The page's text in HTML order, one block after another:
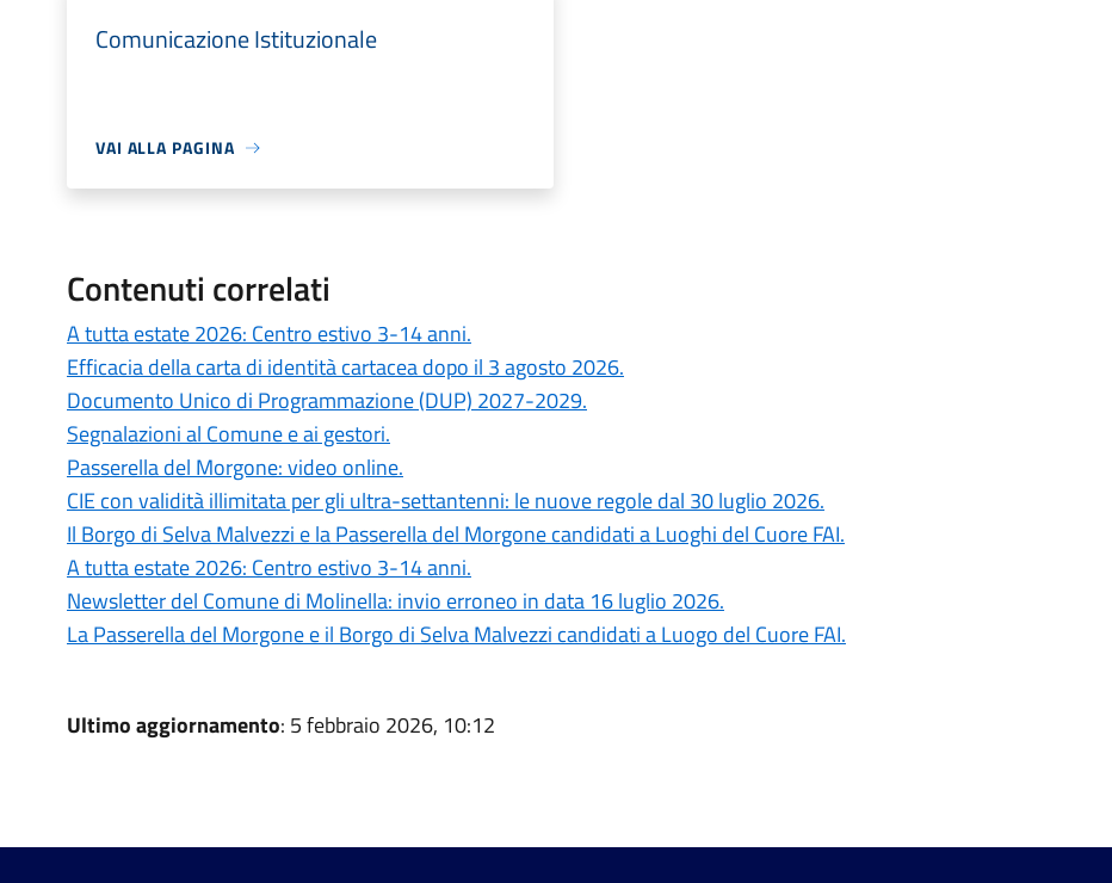
Comunicazione Istituzionale
VAI ALLA PAGINA
Contenuti correlati
A tutta estate 2026: Centro estivo 3-14 anni.
Efficacia della carta di identità cartacea dopo il 3 agosto 2026.
Documento Unico di Programmazione (DUP) 2027-2029.
Segnalazioni al Comune e ai gestori.
Passerella del Morgone: video online.
CIE con validità illimitata per gli ultra-settantenni: le nuove regole dal 30 luglio 2026.
Il Borgo di Selva Malvezzi e la Passerella del Morgone candidati a Luoghi del Cuore FAI.
A tutta estate 2026: Centro estivo 3-14 anni.
Newsletter del Comune di Molinella: invio erroneo in data 16 luglio 2026.
La Passerella del Morgone e il Borgo di Selva Malvezzi candidati a Luogo del Cuore FAI.
Ultimo aggiornamento: 5 febbraio 2026, 10:12